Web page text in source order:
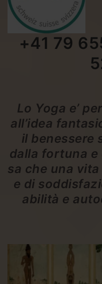
+41 79
Lo Yoga e’
all’idea
il benessere
dalla fortuna e
sa che una
e di
abilità e